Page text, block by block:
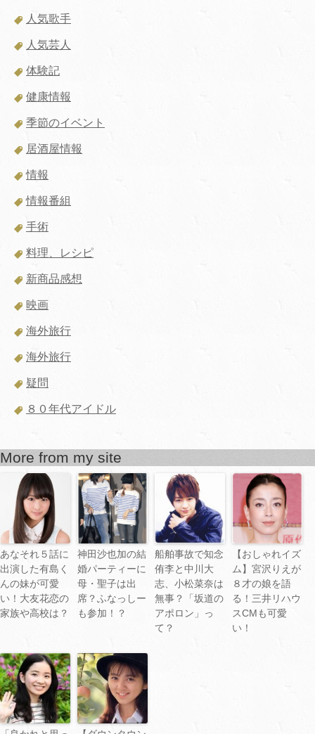
人気歌手
人気芸人
体験記
健康情報
季節のイベント
居酒屋情報
情報
情報番組
手術
料理、レシピ
新商品感想
映画
海外旅行
海外旅行
疑問
８０年代アイドル
More from my site
あなそれ５話に
出演した有島く
んの妹が可愛
い！大友花恋の
家族や高校は？
神田沙也加の結
婚パーティーに
母・聖子は出
席？ふなっしー
も参加！？
船舶事故で知念
侑李と中川大
志、小松菜奈は
無事？「坂道の
アポロン」っ
て？
【おしゃれイズ
ム】宮沢りえが
８才の娘を語
る！三井リハウ
スCMも可愛
い！